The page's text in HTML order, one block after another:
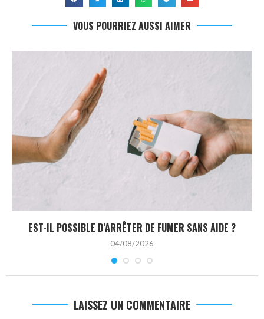
VOUS POURRIEZ AUSSI AIMER
EST-IL POSSIBLE D’ARRÊTER DE FUMER SANS AIDE ?
04/08/2026
LAISSEZ UN COMMENTAIRE